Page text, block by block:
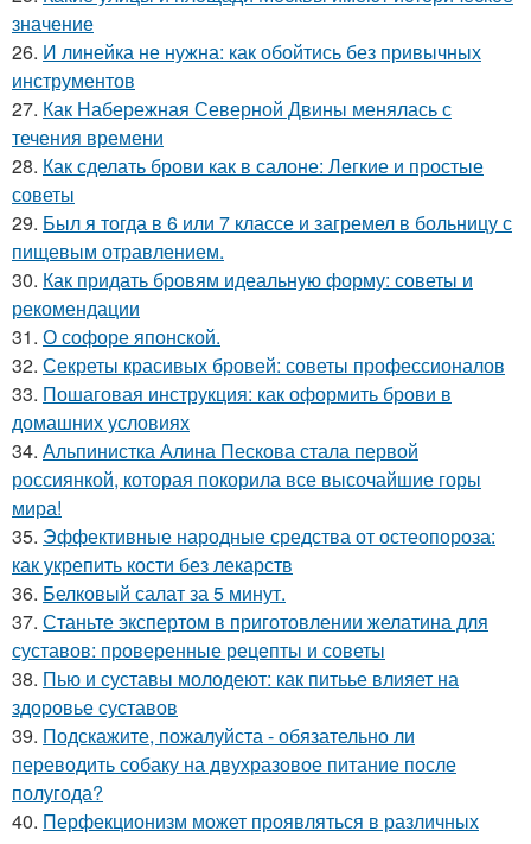
значение
26. И линейка не нужна: как обойтись без привычных
инструментов
27. Как Набережная Северной Двины менялась с
течения времени
28. Как сделать брови как в салоне: Легкие и простые
советы
29. Был я тогда в 6 или 7 классе и загремел в больницу с
пищевым отравлением.
30. Как придать бровям идеальную форму: советы и
рекомендации
31. О софоре японской.
32. Секреты красивых бровей: советы профессионалов
33. Пошаговая инструкция: как оформить брови в
домашних условиях
34. Альпинистка Алина Пескова стала первой
россиянкой, которая покорила все высочайшие горы
мира!
35. Эффективные народные средства от остеопороза:
как укрепить кости без лекарств
36. Белковый салат за 5 минут.
37. Станьте экспертом в приготовлении желатина для
суставов: проверенные рецепты и советы
38. Пью и суставы молодеют: как питьье влияет на
здоровье суставов
39. Подскажите, пожалуйста - обязательно ли
переводить собаку на двухразовое питание после
полугода?
40. Перфекционизм может проявляться в различных